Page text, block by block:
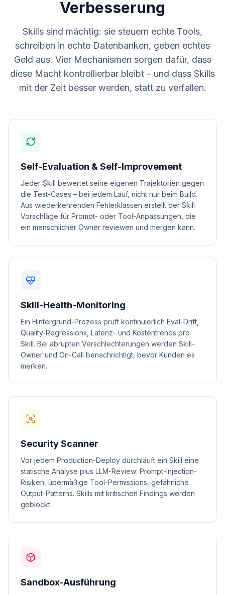
Verbesserung
Skills sind mächtig: sie steuern echte Tools,
schreiben in echte Datenbanken, geben echtes
Geld aus. Vier Mechanismen sorgen dafür, dass
diese Macht kontrollierbar bleibt – und dass Skills
mit der Zeit besser werden, statt zu verfallen.
Self-Evaluation & Self-Improvement
Jeder Skill bewertet seine eigenen Trajektorien gegen
die Test-Cases – bei jedem Lauf, nicht nur beim Build.
Aus wiederkehrenden Fehlerklassen erstellt der Skill
Vorschläge für Prompt- oder Tool-Anpassungen, die
ein menschlicher Owner reviewen und mergen kann.
Skill-Health-Monitoring
Ein Hintergrund-Prozess prüft kontinuierlich Eval-Drift,
Quality-Regressions, Latenz- und Kostentrends pro
Skill. Bei abrupten Verschlechterungen werden Skill-
Owner und On-Call benachrichtigt, bevor Kunden es
merken.
Security Scanner
Vor jedem Production-Deploy durchläuft ein Skill eine
statische Analyse plus LLM-Review: Prompt-Injection-
Risiken, übermäßige Tool-Permissions, gefährliche
Output-Patterns. Skills mit kritischen Findings werden
geblockt.
Sandbox-Ausführung